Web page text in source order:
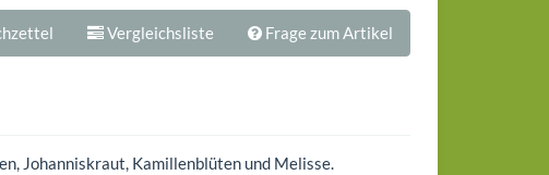
Vergleichsliste Frage zum Artikel
Johanniskraut, Kamillenblüten und Melisse.